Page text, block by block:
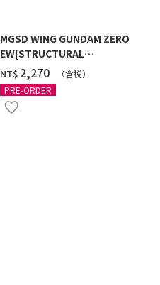
MGSD WING GUNDAM ZERO
EW[STRUCTURAL
COATING/BLACK] [2026年12月發送]
NT$ ‌2,270
（含税）
PRE-ORDER